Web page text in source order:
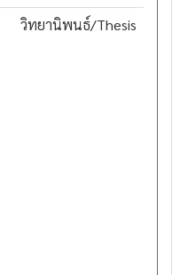
วิทยานิพนธ์/Thesis